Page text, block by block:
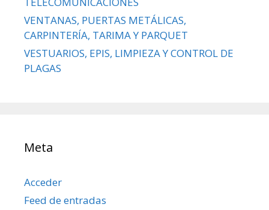
VENTANAS, PUERTAS METÁLICAS,
CARPINTERÍA, TARIMA Y PARQUET
VESTUARIOS, EPIS, LIMPIEZA Y CONTROL DE
PLAGAS
Meta
Acceder
Feed de entradas